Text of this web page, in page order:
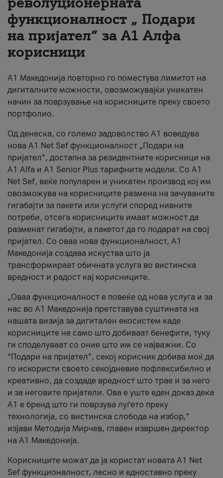
За нас
#ПодобарОнлајн
функционалност „ Подари
на пријател“ за А1 Алфа
корисници
А1 Македонија повторно го поместува лимитот на
дигиталните можности, овозможувајќи уникатен
начин за поврзување на корисниците преку своето
портфолио.
Од денеска, со големо задоволство А1 воведува
нова A1 Net Sef функционалност „Подари на
пријател“, достапна за резидентните корисници на
А1 Alfa и A1 Senior Plus тарифните модели. Со A1
Net Sef, веќе популарен и уникатен производ кој им
овозможува на корисниците размена на зачуваните
гигабајти за пакети или услуги според нивните
потреби, отсега корисниците имаат можност да
разменат гигабајти, а пакетот да го подарат на свој
пријател. Со оваа нова функционалност, А1
Македонија создава искуства што ја
трансформираат обичната услуга во вистинска
вредност и радост кај корисниците.
„Оваа функционалност е повеќе од нова услуга и за
нас во А1 Македонија претставува суштината на
нашата визија за дигитален екосистем каде
корисниците не само што добиваат бенефити, туку
ги споделуваат со оние што им се најважни. Со
“Подари на пријател”, секој корисник добива моќ да
го искористи своето секојдневие пофлексибилно и
креативно, да создаде вредност што трае и за него
и за неговите пријатели. Ова е уште еден доказ дека
А1 е бренд што ги поврзува луѓето преку
технологија, со вистинска слобода на избор,“
изјави Методија Мирчев, главен извршен директор
на А1 Македонија.
Корисниците можат да ја користат новата А1 Net
Sef функционалност, лесно и едноставно преку